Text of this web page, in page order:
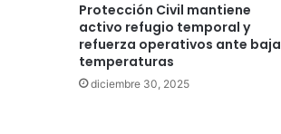
Protección Civil mantiene
activo refugio temporal y
refuerza operativos ante
temperaturas
diciembre 30, 2025